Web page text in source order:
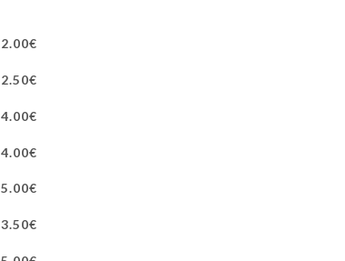
2.00€
2.50€
4.00€
4.00€
5.00€
3.50€